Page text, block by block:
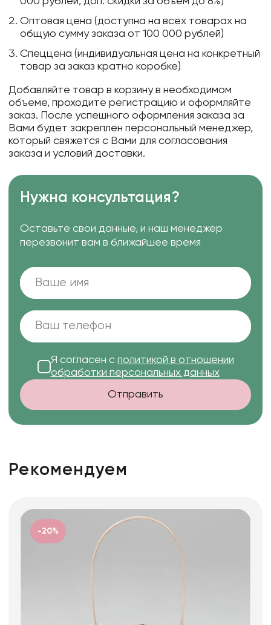
Оптовая цена (доступна на всех товарах на
общую сумму заказа от 100 000 рублей)
Спеццена (индивидуальная цена на конкретный
товар за заказ кратно коробке)
Добавляйте товар в корзину в необходимом
объеме, проходите регистрацию и оформляйте
заказ. После успешного оформления заказа за
Вами будет закреплен персональный менеджер,
который свяжется с Вами для согласования
заказа и условий доставки.
Нужна консультация?
Оставьте свои данные, и наш менеджер
перезвонит вам в ближайшее время
Я согласен с политикой в отношении
обработки персональных данных
Отправить
Рекомендуем
-20%